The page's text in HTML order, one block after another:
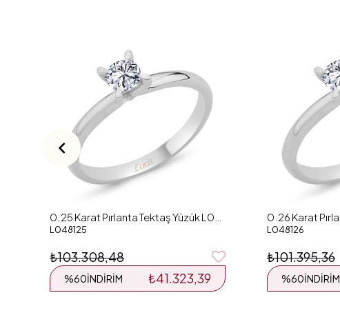
L048125
₺41.323,39
%60İNDIRIM
₺103.308,48
L048126
%60İNDIRIM
₺101.395,36